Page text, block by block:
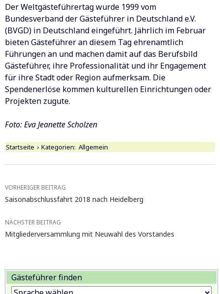
Der Weltgästeführertag wurde 1999 vom
Bundesverband der Gästeführer in Deutschland e.V.
(BVGD) in Deutschland eingeführt. Jährlich im Februar
bieten Gästeführer an diesem Tag ehrenamtlich
Führungen an und machen damit auf das Berufsbild
Gästeführer, ihre Professionalität und ihr Engagement
für ihre Stadt oder Region aufmerksam. Die
Spendenerlöse kommen kulturellen Einrichtungen oder
Projekten zugute.
Foto: Eva Jeanette Scholzen
Startseite › Kategorien: Allgemein
Beitragsnavigation
VORHERIGER BEITRAG
Saisonabschlussfahrt 2018 nach Heidelberg
NÄCHSTER BEITRAG
Mitgliederversammlung mit Neuwahl des Vorstandes
Gästeführer finden